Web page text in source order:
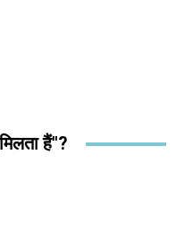
हैं"?